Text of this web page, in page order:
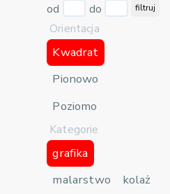
od
do filtruj
Orientacja
Kwadrat
Pionowo
Poziomo
Kategorie
grafika
malarstwo
kolaż